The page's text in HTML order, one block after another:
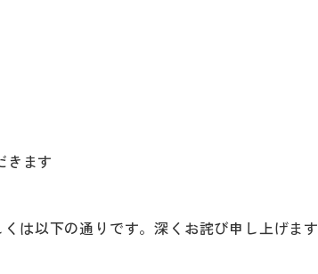
きます
は以下の通りです。深くお詫び申し上げます